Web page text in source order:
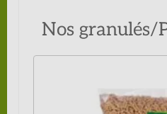
Nos granulés/